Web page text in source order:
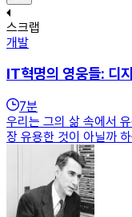
스크랩
개발
IT혁명의 영웅들: 디
7분
우리는 그의 삶 속에서
장 유용한 것이 아닐까